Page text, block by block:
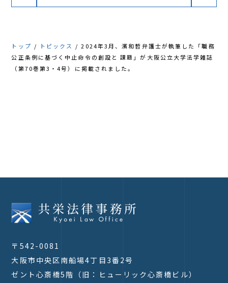
トップ トピックス
2024年3月、濱和哲弁護士が執筆した「職務
公正条例に基づく中止命令の創設と 課題」が大阪公立大学法学雑誌
（第70巻第3・4号）に掲載されました。
〒542-0081
大阪市中央区南船場4丁目3番2号
ゼント心斎橋5階（旧：ヒューリック心斎橋ビル）